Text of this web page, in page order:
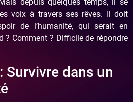
voix à travers ses rêves. Il doit
de l’humanité, qui serait en
? Comment ? Difficile de répondre
Survivre dans un